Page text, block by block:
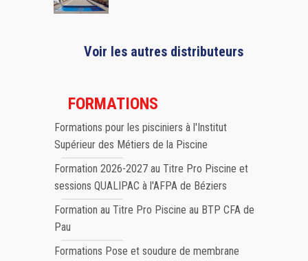
Voir les autres distributeurs
FORMATIONS
Formations pour les pisciniers à l'Institut
Supérieur des Métiers de la Piscine
Formation 2026-2027 au Titre Pro Piscine et
sessions QUALIPAC à l'AFPA de Béziers
Formation au Titre Pro Piscine au BTP CFA de
Pau
Formations Pose et soudure de membrane